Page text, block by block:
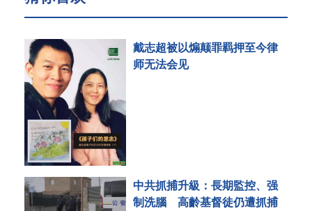
戴志超被以煽颠罪羁押至今律
师无法会见
中共抓捕升級：長期監控、强
制洗腦 高齡基督徒仍遭抓捕